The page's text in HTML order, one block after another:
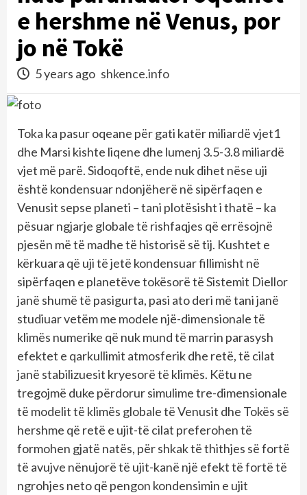
e hershme në Venus, por
jo në Tokë
5 years ago shkence.info
Toka ka pasur oqeane për gati katër miliardë vjet1
dhe Marsi kishte liqene dhe lumenj 3.5-3.8 miliardë
vjet më parë. Sidoqoftë, ende nuk dihet nëse uji
është kondensuar ndonjëherë në sipërfaqen e
Venusit sepse planeti – tani plotësisht i thatë – ka
pësuar ngjarje globale të rishfaqjes që errësojnë
pjesën më të madhe të historisë së tij. Kushtet e
kërkuara që uji të jetë kondensuar fillimisht në
sipërfaqen e planetëve tokësorë të Sistemit Diellor
janë shumë të pasigurta, pasi ato deri më tani janë
studiuar vetëm me modele një-dimensionale të
klimës numerike që nuk mund të marrin parasysh
efektet e qarkullimit atmosferik dhe retë, të cilat
janë stabilizuesit kryesorë të klimës. Këtu ne
tregojmë duke përdorur simulime tre-dimensionale
të modelit të klimës globale të Venusit dhe Tokës së
hershme që retë e ujit-të cilat preferohen të
formohen gjatë natës, për shkak të thithjes së fortë
të avujve nënujorë të ujit-kanë një efekt të fortë të
ngrohjes neto që pengon kondensimin e ujit